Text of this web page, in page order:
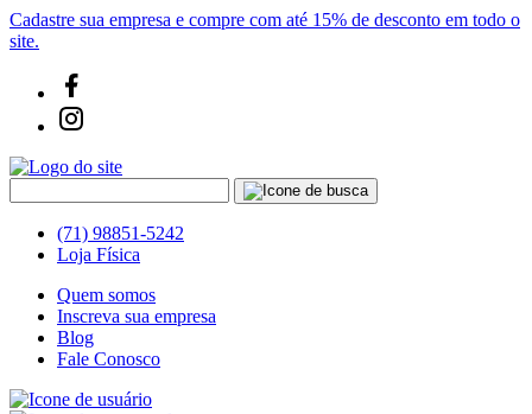
Cadastre sua empresa e compre com até 15% de desconto em todo o
site.
(71) 98851-5242
Loja Física
Quem somos
Inscreva sua empresa
Blog
Fale Conosco